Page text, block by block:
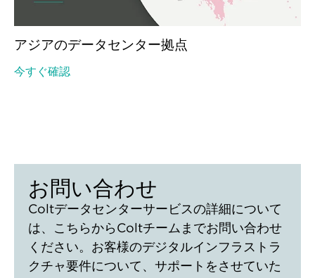
アジアのデータセンター拠点
今すぐ確認
お問い合わせ
Coltデータセンターサービスの詳細について
は、こちらからColtチームまでお問い合わせ
ください。お客様のデジタルインフラストラ
クチャ要件について、サポートをさせていた